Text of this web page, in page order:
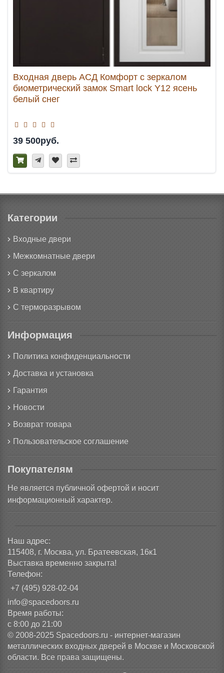
Входная дверь АСД Комфорт с зеркалом
биометрический замок Smart lock Y12 ясень
белый снег
39 500руб.
Категории
Входные двери
Межкомнатные двери
С зеркалом
В квартиру
С терморазрывом
Информация
Политика конфиденциальности
Доставка и установка
Гарантия
Новости
Возврат товара
Пользовательское соглашение
Покупателям
Не является публичной офертой и носит
информационный характер.
Наш адрес:
115408, г. Москва, ул. Братеевская, 16к1
Выставка временно закрыта!
Телефон:
+7 (495) 928-02-04
info@spacedoors.ru
Время работы:
с 8:00 до 21:00
© 2008-2025 Spacedoors.ru - интернет-магазин
металлических входных дверей в Москве и Московской
области. Все права защищены.